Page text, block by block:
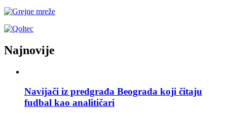
Najnovije
Navijači iz predgrađa Beograda koji čitaju
fudbal kao analitičari